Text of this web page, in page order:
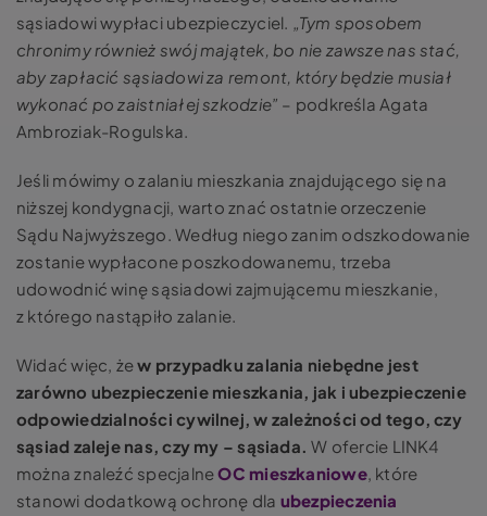
sąsiadowi wypłaci ubezpieczyciel. „Tym sposobem
chronimy również swój majątek, bo nie zawsze nas stać,
aby zapłacić sąsiadowi za remont, który będzie musiał
wykonać po zaistniałej szkodzie” – podkreśla Agata
Ambroziak-Rogulska.
Jeśli mówimy o zalaniu mieszkania znajdującego się na
niższej kondygnacji, warto znać ostatnie orzeczenie
Sądu Najwyższego. Według niego zanim odszkodowanie
zostanie wypłacone poszkodowanemu, trzeba
udowodnić winę sąsiadowi zajmującemu mieszkanie,
z którego nastąpiło zalanie.
Widać więc, żew przypadku zalania niebędne jest
zarówno ubezpieczenie mieszkania, jak i ubezpieczenie
odpowiedzialności cywilnej, w zależności od tego, czy
sąsiad zaleje nas, czy my – sąsiada. W ofercie LINK4
można znaleźć specjalneOC mieszkaniowe, które
stanowi dodatkową ochronę dla ubezpieczenia